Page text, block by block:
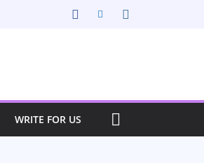
WRITE FOR US